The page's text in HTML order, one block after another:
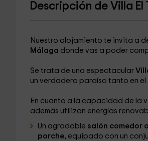
Descripción de Villa El
Nuestro alojamiento te invita a
Málaga donde vas a poder
Se trata de una espectacular
un verdadero paraíso tanto en el
En cuanto a la capacidad de la
además utilizan energías
Un agradable salón comedor
porche, equipado con un